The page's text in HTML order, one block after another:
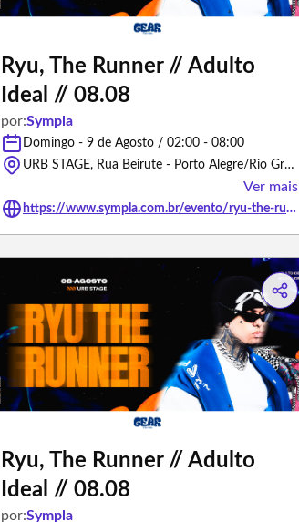
Ryu, The Runner // Adulto
Ideal // 08.08
por:Sympla
Domingo - 9 de Agosto / 02:00 - 08:00
URB STAGE, Rua Beirute - Porto Alegre/Rio Grande do Sul
Ver mais
https://www.sympla.com.br/evento/ryu-the-runner-adulto-ideial-08-08/3430175
Ryu, The Runner // Adulto
Ideal // 08.08
por:Sympla